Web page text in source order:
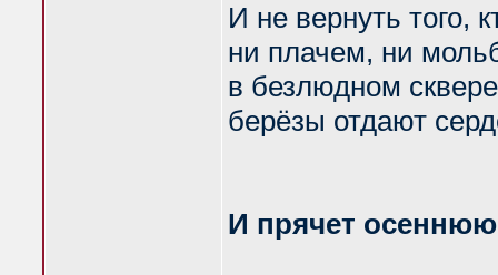
И не вернуть того,
ни плачем, ни
в безлюдном
берёзы отдают
И прячет